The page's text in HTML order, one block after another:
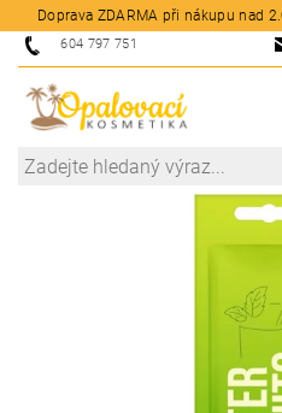
Doprava ZDARMA při nákupu nad
604 797 751